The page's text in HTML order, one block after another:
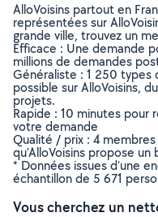
AlloVoisins partout en
représentées sur
grande ville, trouvez un
Efficace : Une demande
millions de demandes
Généraliste : 1 250
possible sur AlloVoisins,
projets.
Rapide : 10 minutes pour
votre demande
Qualité / prix : 4
qu’AlloVoisins propose
* Données issues d’une
échantillon de 5 671
Vous cherchez un